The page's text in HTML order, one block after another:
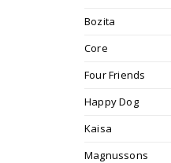
Bozita
Core
Four Friends
Happy Dog
Kaisa
Magnussons